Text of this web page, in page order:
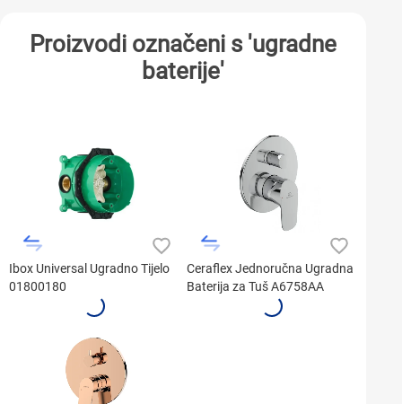
Proizvodi označeni s 'ugradne
baterije'
Ibox Universal Ugradno Tijelo
01800180
Ceraflex Jednoručna Ugradna
Baterija za Tuš A6758AA